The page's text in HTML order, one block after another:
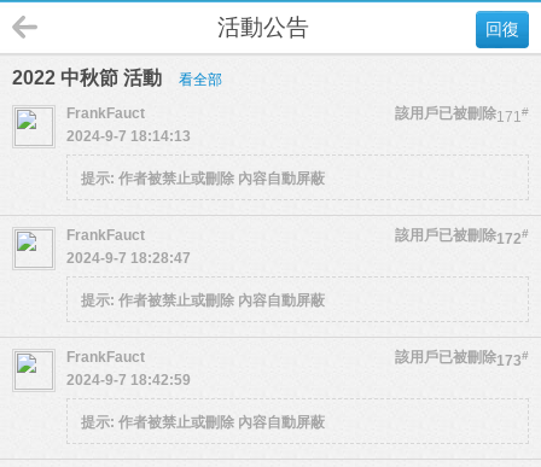
回復
活動公告
2022 中秋節 活動 看全部
171#
FrankFauct
該用戶已被刪除
2024-9-7 18:14:13
提示: 作者被禁止或刪除 內容自動屏蔽
172#
FrankFauct
該用戶已被刪除
2024-9-7 18:28:47
提示: 作者被禁止或刪除 內容自動屏蔽
173#
FrankFauct
該用戶已被刪除
2024-9-7 18:42:59
提示: 作者被禁止或刪除 內容自動屏蔽